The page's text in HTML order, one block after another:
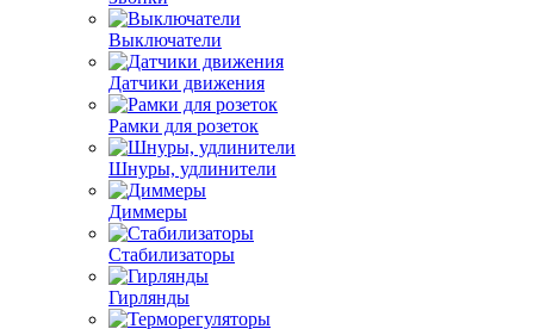
Выключатели
Датчики движения
Рамки для розеток
Шнуры, удлинители
Диммеры
Стабилизаторы
Гирлянды